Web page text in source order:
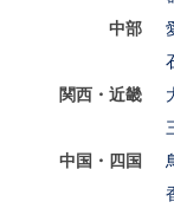
中部
関西・近畿
中国・四国